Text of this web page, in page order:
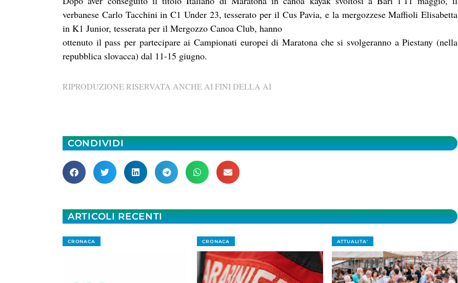
verbanese Carlo Tacchini in C1 Under 23, tesserato per il Cus Pavia, e la mergozzese Maffioli Elisabetta
in K1 Junior, tesserata per il Mergozzo Canoa Club, hanno
ottenuto il pass per partecipare ai Campionati europei di Maratona che si svolgeranno a Piestany (nella
repubblica slovacca) dal 11-15 giugno.
RIPRODUZIONE RISERVATA ANCHE AI FINI DELLA AI
CONDIVIDI
ARTICOLI RECENTI
CRONACA CRONACA ATTUALITA'